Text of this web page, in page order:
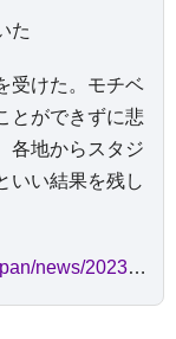
た
受けた。モチベ
とができずに悲
各地からスタジ
いい結果を残し
https://www.nikkansports.com/soccer/japan/news/202306200001233.html